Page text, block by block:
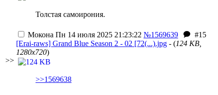
Толстая самоирония.
>>
Мокона Пн 14 июля 2025 21:23:22 №1569639
#15
[Erai-raws] Grand Blue Season 2 - 02 [72(...).jpg - (124 KB,
1280x720)
>>1569638